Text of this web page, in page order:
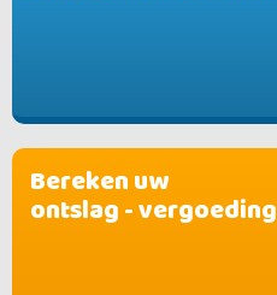
Bereken uw
ontslag - vergoeding